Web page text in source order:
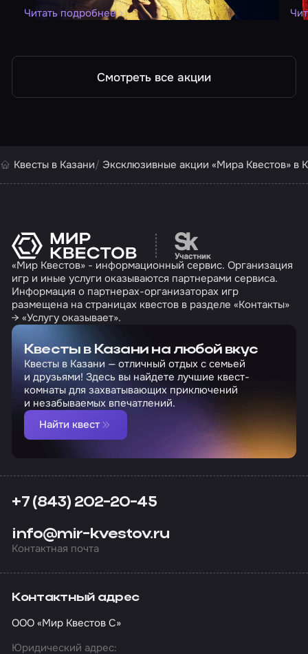
Читать подробнее
Смотреть все акции
Квесты в Казани Эксклюзивные акции «Мира Квестов» в
Перейти на сайт
«Мир Квестов» - информационный сервис. Организация
игр и иные услуги оказываются партнерами сервиса.
Информация о партнерах-организаторах игр
размещена на страницах квестов в разделе «Контакты»
→ «Услугу оказывает».
Квесты в Казани на любой вкус
Квесты в Казани — отличный отдых с семьей
и друзьями! Здесь вы найдете лучшие квест-
комнаты для захватывающих приключений
и незабываемых впечатлений.
Найти квест
+7 (843) 202-20-45
info@mir-kvestov.ru
Контактная почта
Контактный адрес
ООО «Мир Квестов С»
Юридический адрес: